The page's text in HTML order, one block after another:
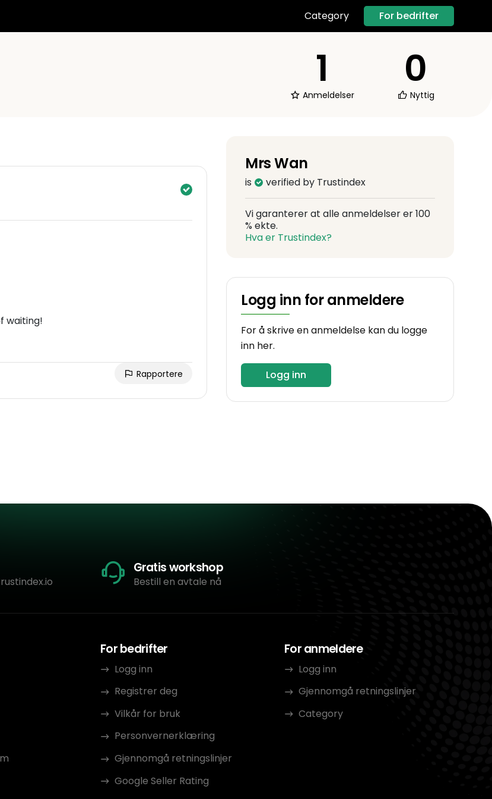
Category For bedrifter
1
Anmeldelser
0
Nyttig
waiting!
Rapportere
Mrs Wan
is verified by Trustindex
Vi garanterer at alle anmeldelser er 100
% ekte.
Hva er Trustindex?
Logg inn for anmeldere
For å skrive en anmeldelse kan du logge
inn her.
Logg inn
Gratis workshop
Bestill en avtale nå
For bedrifter
Logg inn
Registrer deg
Vilkår for bruk
Personvernerklæring
Gjennomgå retningslinjer
Google Seller Rating
For anmeldere
Logg inn
Gjennomgå retningslinjer
Category